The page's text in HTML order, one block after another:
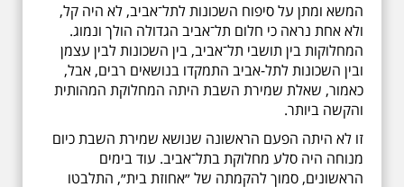
המשא ומתן על סיפוח השכונות לתל־אביב, לא היה קל,
ולא אחת נראה כי חלום תל־אביב הגדולה הולך ונמוג.
המחלוקות בין תושבי תל־אביב, בין השכונות לבין עצמן
ובין השכונות לתל-אביב התמקדו בנושאים רבים, אבל,
כאמור, שאלת שמירת השבת היתה המחלוקת המהותית
והקשה ביותר.
זו לא היתה הפעם הראשונה שנושא שמירת השבת כיום
מנוחה היה סלע מחלוקת בתל־אביב. עוד בימים
הראשונים, סמוך להקמתה של ״אחוזת בית״, התלבטו